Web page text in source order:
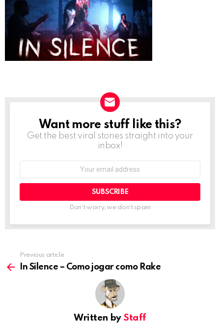
NEWSLETTER
Want more stuff like this?
Get the best viral stories straight into your
inbox!
Don't worry, we don't spam
more
Previous article
In Silence – Como jogar como Rake
Written by Staff